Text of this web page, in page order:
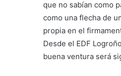
que no sabían como
como una flecha de
propia en el
Desde el EDF
buena ventura será